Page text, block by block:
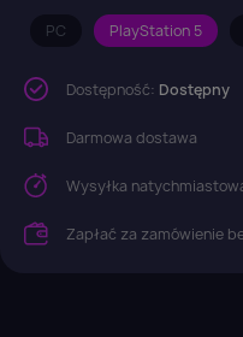
PC PlayStation 5
Dostępność: Dostępny
Darmowa dostawa
Wysyłka
Zapłać za zamówienie